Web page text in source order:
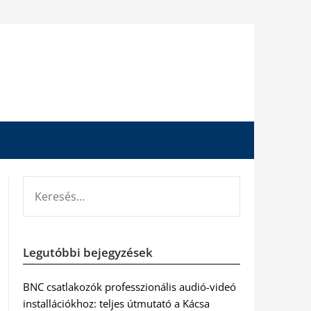
Legutóbbi bejegyzések
BNC csatlakozók professzionális audió-videó
installációkhoz: teljes útmutató a Kácsa